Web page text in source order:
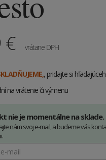
€ vrátane DPH
, pridajte si
na vrátenie či výmenu
nie je momentálne na sklade.
nám svoj e-mail, a budeme vás